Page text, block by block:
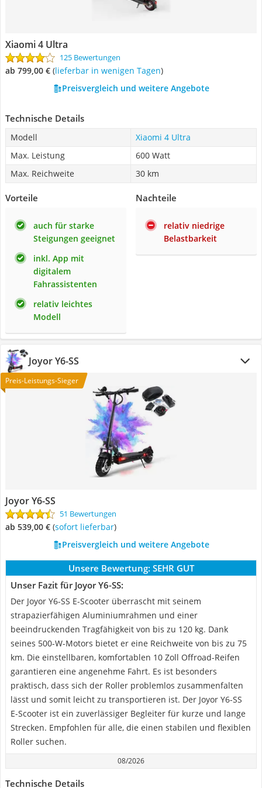
Xiaomi 4 Ultra
125 Bewertungen
ab 799,00 € ( Lieferbar in wenigen Tagen)
Preisvergleich und weitere Angebote
Technische Details
Modell
Xiaomi 4 Ultra
Max. Leistung
600 Watt
Max. Reichweite
30 km
Vorteile
auch für starke
Steigungen geeignet
inkl. App mit
digitalem
Fahrassistenten
relativ leichtes
Modell
Nachteile
relativ niedrige
Belastbarkeit
Joyor ‎Y6-SS
Preis-Leistungs-Sieger
Joyor ‎Y6-SS
51 Bewertungen
ab 539,00 € ( Sofort lieferbar)
Preisvergleich und weitere Angebote
Unsere Bewertung: SEHR GUT
Unser Fazit für Joyor ‎Y6-SS:
Der Joyor Y6-SS E-Scooter überrascht mit seinem
strapazierfähigen Aluminiumrahmen und einer
beeindruckenden Tragfähigkeit von bis zu 120 kg. Dank
seines 500-W-Motors bietet er eine Reichweite von bis zu 75
km. Die einstellbaren, komfortablen 10 Zoll Offroad-Reifen
garantieren eine angenehme Fahrt. Es ist besonders
praktisch, dass sich der Roller problemlos zusammenfalten
lässt und somit leicht zu transportieren ist. Der Joyor Y6-SS
E-Scooter ist ein zuverlässiger Begleiter für kurze und lange
Strecken. Empfohlen für alle, die einen stabilen und flexiblen
Roller suchen.
08/2026
Technische Details